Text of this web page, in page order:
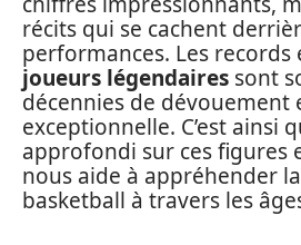
récits qui se cachent
performances. Les records
joueurs légendaires sont
décennies de dévouement
exceptionnelle. C’est ainsi
approfondi sur ces figures
nous aide à appréhender
basketball à travers les